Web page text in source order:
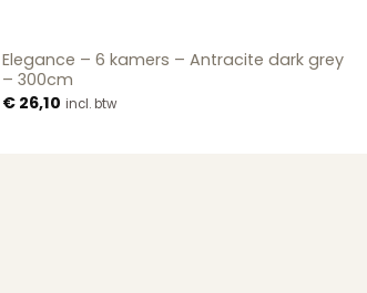
Elegance – 6 kamers – Antracite dark grey
– 300cm
€ 26,10 incl. btw